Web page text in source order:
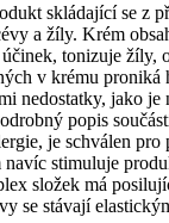
skládající se z
a žíly. Krém
tonizuje žíly,
v krému proniká
nedostatky, jako je
popis
je schválen
stimuluje
složek má
se stávají